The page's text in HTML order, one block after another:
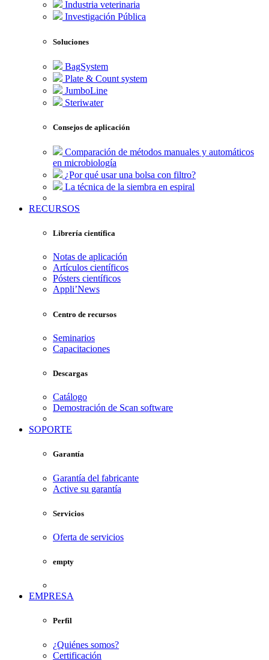
Industria veterinaria
Investigación Pública
Soluciones
BagSystem
Plate & Count system
JumboLine
Steriwater
Consejos de aplicación
Comparación de métodos manuales y automáticos
en microbiología
¿Por qué usar una bolsa con filtro?
La técnica de la siembra en espiral
RECURSOS
Librería científica
Notas de aplicación
Artículos científicos
Pósters científicos
Appli’News
Centro de recursos
Seminarios
Capacitaciones
Descargas
Catálogo
Demostración de Scan software
SOPORTE
Garantía
Garantía del fabricante
Active su garantía
Servicios
Oferta de servicios
empty
EMPRESA
Perfil
¿Quiénes somos?
Certificación